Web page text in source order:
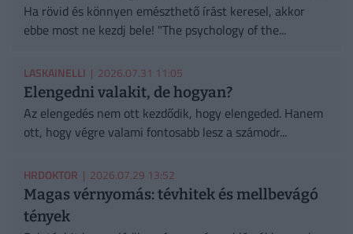
Ha rövid és könnyen emészthető írást keresel, akkor
ebbe most ne kezdj bele! "The psychology of the...
LASKAINELLI | 2026.07.31 11:05
Elengedni valakit, de hogyan?
Az elengedés nem ott kezdődik, hogy elengeded. Hanem
ott, hogy végre valami fontosabb lesz a számodr...
HRDOKTOR | 2026.07.29 13:52
Magas vérnyomás: tévhitek és mellbevágó
tények